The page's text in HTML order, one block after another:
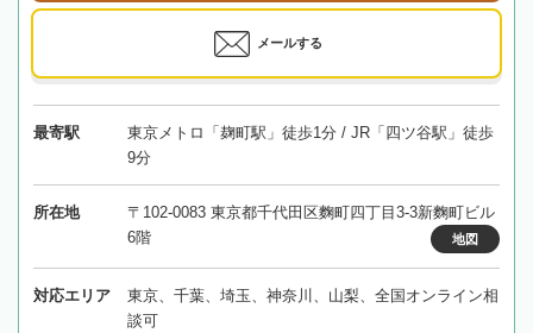
メールする
最寄駅
東京メトロ「麹町駅」徒歩1分 / JR「四ツ谷駅」徒歩
9分
所在地
〒102-0083 東京都千代田区麴町四丁目3-3新麴町ビル
6階
地図
対応エリア
東京、千葉、埼玉、神奈川、山梨、全国オンライン相
談可